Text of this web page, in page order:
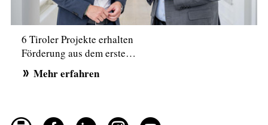
6 Tiroler Projekte erhalten
Förderung aus dem erste…
Mehr erfahren